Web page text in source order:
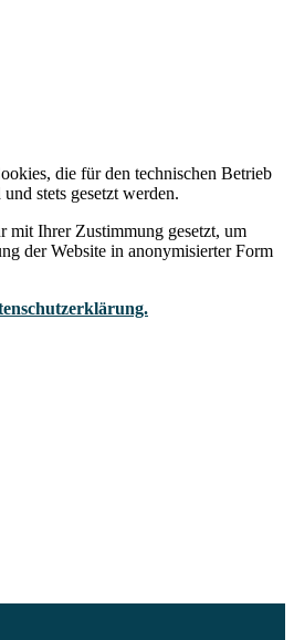
die für den technischen Betrieb
stets gesetzt werden.
mit Ihrer Zustimmung gesetzt, um
der Website in anonymisierter Form